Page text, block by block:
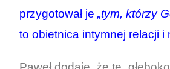
przygotował je„tym, którzy
to obietnica intymnej relacji i